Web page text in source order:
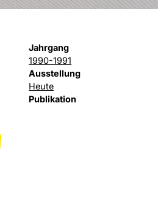
Jahrgang
1990-1991
Ausstellung
Heute
Publikation